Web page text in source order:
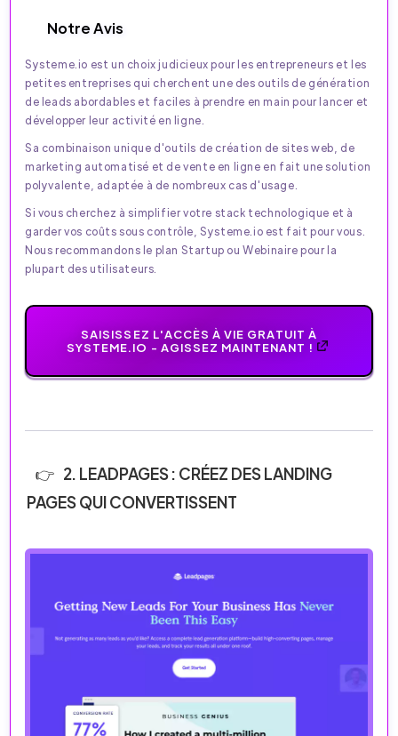
Notre Avis
Systeme.io est un choix judicieux pour les entrepreneurs et les
petites entreprises qui cherchent une des outils de génération
de leads abordables et faciles à prendre en main pour lancer et
développer leur activité en ligne.
Sa combinaison unique d'outils de création de sites web, de
marketing automatisé et de vente en ligne en fait une solution
polyvalente, adaptée à de nombreux cas d'usage.
Si vous cherchez à simplifier votre stack technologique et à
garder vos coûts sous contrôle, Systeme.io est fait pour vous.
Nous recommandons le plan Startup ou Webinaire pour la
plupart des utilisateurs.
SAISISSEZ L'ACCÈS À VIE GRATUIT À
SYSTEME.IO - AGISSEZ MAINTENANT !
2. LEADPAGES : CRÉEZ DES LANDING
PAGES QUI CONVERTISSENT